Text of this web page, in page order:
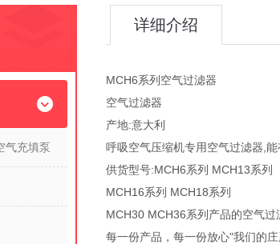
气充填泵
详细介绍
MCH6系列空气过滤器
空气过滤器
产地:意大利
呼吸空气压缩机专用空气过滤器,
供货型号:MCH6系列 MCH13系列
MCH16系列 MCH18系列
MCH30 MCH36系列产品的空气过
每一份产品，每一份放心"我们的